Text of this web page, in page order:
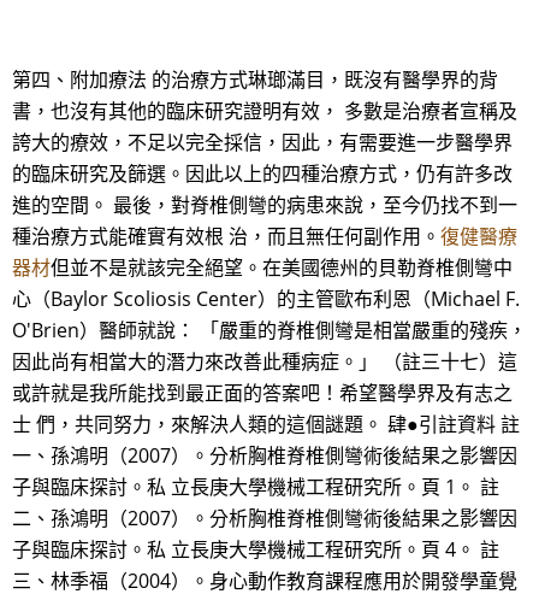
第四、附加療法 的治療方式琳瑯滿目，既沒有醫學界的背
書，也沒有其他的臨床研究證明有效， 多數是治療者宣稱及
誇大的療效，不足以完全採信，因此，有需要進一步醫學界
的臨床研究及篩選。因此以上的四種治療方式，仍有許多改
進的空間。 最後，對脊椎側彎的病患來說，至今仍找不到一
種治療方式能確實有效根 治，而且無任何副作用。 復健醫療
器材但並不是就該完全絕望。在美國德州的貝勒脊椎側彎中
心（Baylor Scoliosis Center）的主管歐布利恩（Michael F.
O'Brien）醫師就說： 「嚴重的脊椎側彎是相當嚴重的殘疾，
因此尚有相當大的潛力來改善此種病症。」 （註三十七）這
或許就是我所能找到最正面的答案吧！希望醫學界及有志之
士 們，共同努力，來解決人類的這個謎題。 肆●引註資料 註
一、孫鴻明（2007）。分析胸椎脊椎側彎術後結果之影響因
子與臨床探討。私 立長庚大學機械工程研究所。頁 1。 註
二、孫鴻明（2007）。分析胸椎脊椎側彎術後結果之影響因
子與臨床探討。私 立長庚大學機械工程研究所。頁 4。 註
三、林季福（2004）。身心動作教育課程應用於開發學童覺